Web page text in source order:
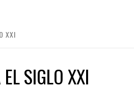
XXI
SIGLO XXI